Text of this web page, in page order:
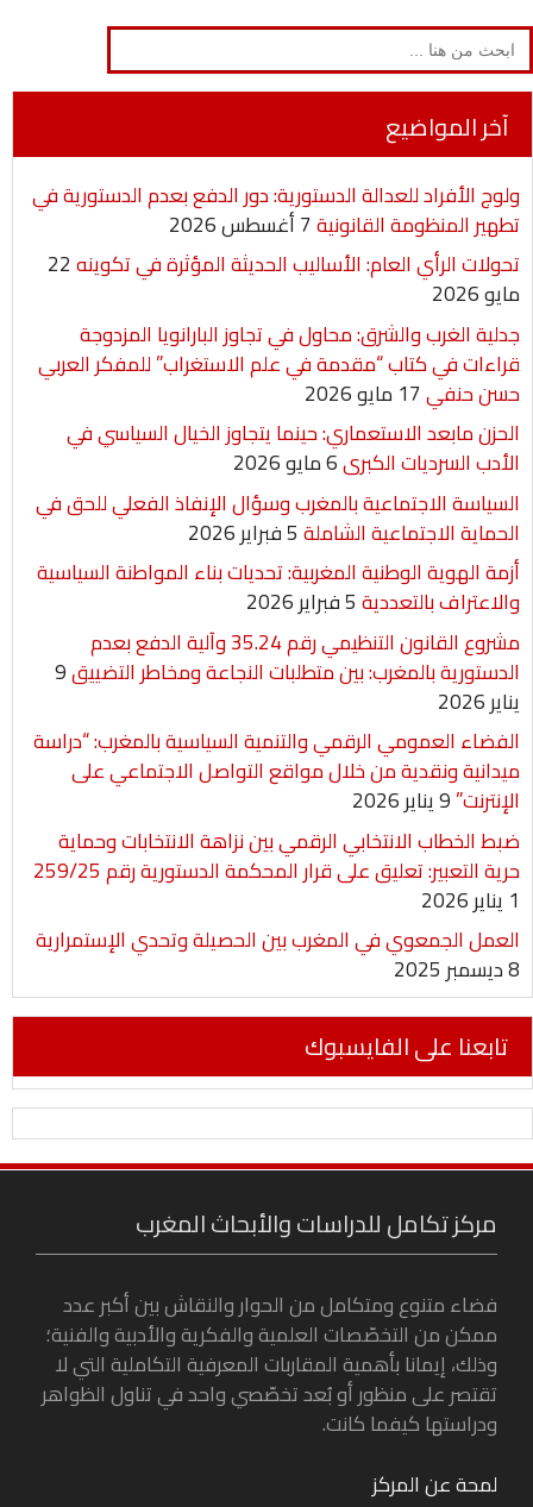
a
c
e
b
o
o
k
w
i
t
t
e
r
h
a
s
A
p
e
s
e
n
g
r
m
a
l
m
a
l
r
i
t
Search
for:
آخر المواضيع
ولوج الأفراد للعدالة الدستورية: دور الدفع بعدم الدستورية في
تطهير المنظومة القانونية7 أغسطس 2026
تحولات الرأي العام: الأساليب الحديثة المؤثرة في تكوينه22
مايو 2026
جدلية الغرب والشرق: محاول في تجاوز البارانويا المزدوجة
قراءات في كتاب “مقدمة في علم الاستغراب” للمفكر العربي
حسن حنفي17 مايو 2026
الحزن مابعد الاستعماري: حينما يتجاوز الخيال السياسي في
الأدب السرديات الكبرى6 مايو 2026
السياسة الاجتماعية بالمغرب وسؤال الإنفاذ الفعلي للحق في
الحماية الاجتماعية الشاملة5 فبراير 2026
أزمة الهوية الوطنية المغربية: تحديات بناء المواطنة السياسية
والاعتراف بالتعددية5 فبراير 2026
مشروع القانون التنظيمي رقم 35.24 وآلية الدفع بعدم
الدستورية بالمغرب: بين متطلبات النجاعة ومخاطر التضييق9
يناير 2026
الفضاء العمومي الرقمي والتنمية السياسية بالمغرب: “دراسة
ميدانية ونقدية من خلال مواقع التواصل الاجتماعي على
الإنترنت”9 يناير 2026
ضبط الخطاب الانتخابي الرقمي بين نزاهة الانتخابات وحماية
حرية التعبير: تعليق على قرار المحكمة الدستورية رقم 259/25
1 يناير 2026
العمل الجمعوي في المغرب بين الحصيلة وتحدي الإستمرارية
8 ديسمبر 2025
تابعنا على الفايسبوك
مركز تكامل للدراسات والأبحاث المغرب
فضاء متنوع ومتكامل من الحوار والنقاش بين أكبر عدد
ممكن من التخصّصات العلمية والفكرية والأدبية والفنية؛
وذلك، إيمانا بأهمية المقاربات المعرفية التكاملية التي لا
تقتصر على منظور أو بُعد تخصّصي واحد في تناول الظواهر
ودراستها كيفما كانت.
لمحة عن المركز